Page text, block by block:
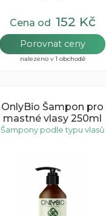
Cena od 152 Kč
Porovnat ceny
nalezeno v 1 obchodě
OnlyBio Šampon pro
mastné vlasy 250ml
Šampony podle typu vlasů